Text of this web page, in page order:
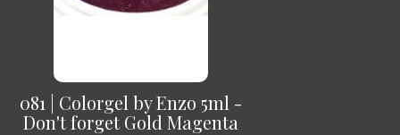
081 | Colorgel by Enzo 5ml -
Don't forget Gold Magenta